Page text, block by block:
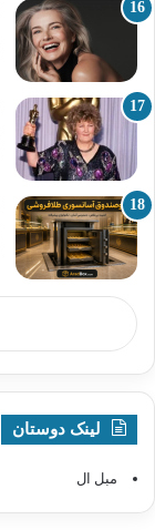
لینک دوستان
مبل ال